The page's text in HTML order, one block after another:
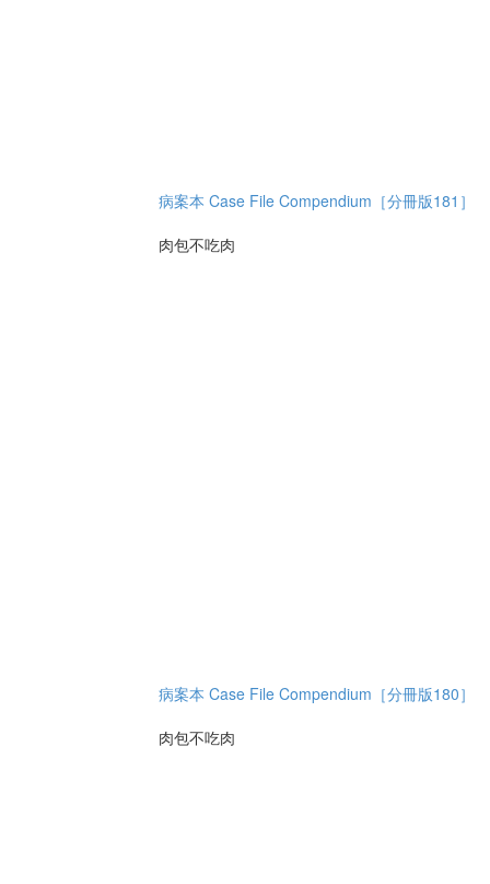
病案本 Case File Compendium［分冊版181］
肉包不吃肉
病案本 Case File Compendium［分冊版180］
肉包不吃肉